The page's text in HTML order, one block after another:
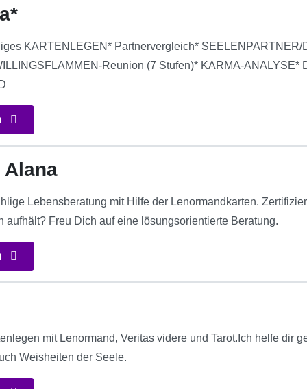
KARTENLEGEN* Partnervergleich*
Reunion (7 Stufen)* KARMA-ANALYSE*
Lebensberatung mit Hilfe der Lenormandkarten.
aufhält? Freu Dich auf eine lösungsorientierte Beratung.
mit Lenormand, Veritas videre und Tarot.Ich helfe dir
Weisheiten der Seele.